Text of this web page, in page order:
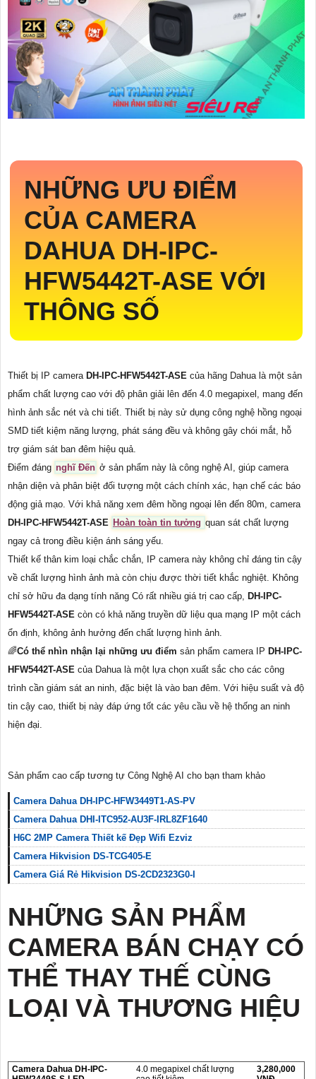
NHỮNG ƯU ĐIỂM
CỦA CAMERA
DAHUA DH-IPC-
HFW5442T-ASE VỚI
THÔNG SỐ
Thiết bị IP camera DH-IPC-HFW5442T-ASE của hãng Dahua là một sản
phẩm chất lượng cao với độ phân giải lên đến 4.0 megapixel, mang đến
hình ảnh sắc nét và chi tiết. Thiết bị này sử dụng công nghệ hồng ngoại
SMD tiết kiệm năng lượng, phát sáng đều và không gây chói mắt, hỗ
trợ giám sát ban đêm hiệu quả.
Điểm đáng nghĩ Đến ở sản phẩm này là công nghệ AI, giúp camera
nhận diện và phân biệt đối tượng một cách chính xác, hạn chế các báo
động giả mạo. Với khả năng xem đêm hồng ngoại lên đến 80m, camera
DH-IPC-HFW5442T-ASE Hoàn toàn tin tưởng quan sát chất lượng
ngay cả trong điều kiện ánh sáng yếu.
Thiết kế thân kim loại chắc chắn, IP camera này không chỉ đáng tin cậy
về chất lượng hình ảnh mà còn chịu được thời tiết khắc nghiệt. Không
chỉ sở hữu đa dạng tính năng Có rất nhiều giá trị cao cấp, DH-IPC-
HFW5442T-ASE còn có khả năng truyền dữ liệu qua mạng IP một cách
ổn định, không ảnh hưởng đến chất lượng hình ảnh.
🌈Có thể nhìn nhận lại những ưu điểm sản phẩm camera IP DH-IPC-
HFW5442T-ASE của Dahua là một lựa chọn xuất sắc cho các công
trình cần giám sát an ninh, đặc biệt là vào ban đêm. Với hiệu suất và độ
tin cậy cao, thiết bị này đáp ứng tốt các yêu cầu về hệ thống an ninh
hiện đại.
Sản phẩm cao cấp tương tự Công Nghệ AI cho bạn tham khảo
Camera Dahua DH-IPC-HFW3449T1-AS-PV
Camera Dahua DHI-ITC952-AU3F-IRL8ZF1640
H6C 2MP Camera Thiết kế Đẹp Wifi Ezviz
Camera Hikvision DS-TCG405-E
Camera Giá Rẻ Hikvision DS-2CD2323G0-I
NHỮNG SẢN PHẨM
CAMERA BÁN CHẠY CÓ
THỂ THAY THẾ CÙNG
LOẠI VÀ THƯƠNG HIỆU
Camera Dahua DH-IPC-
4.0 megapixel chất lượng
3,280,000